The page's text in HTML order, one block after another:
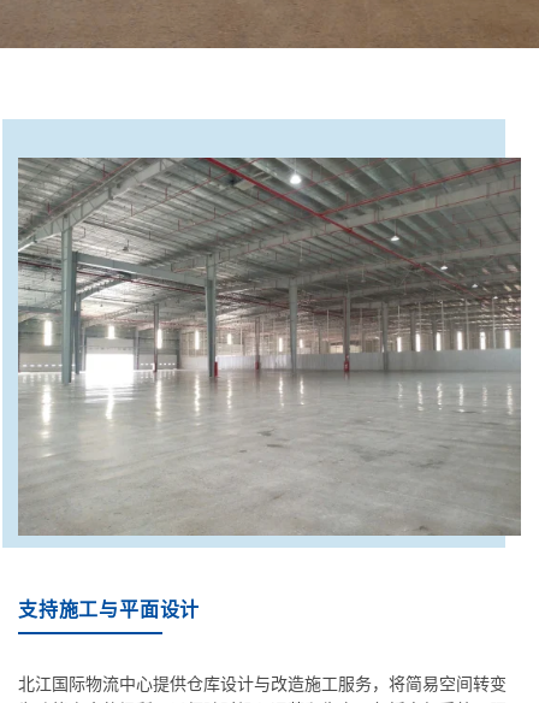
支持施工与平面设计
北江国际物流中心提供仓库设计与改造施工服务，将简易空间转变